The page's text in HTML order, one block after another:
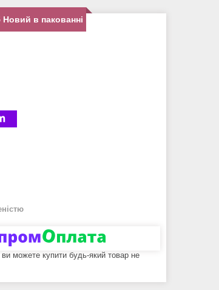
в пакованні
ви можете купити будь-який товар не